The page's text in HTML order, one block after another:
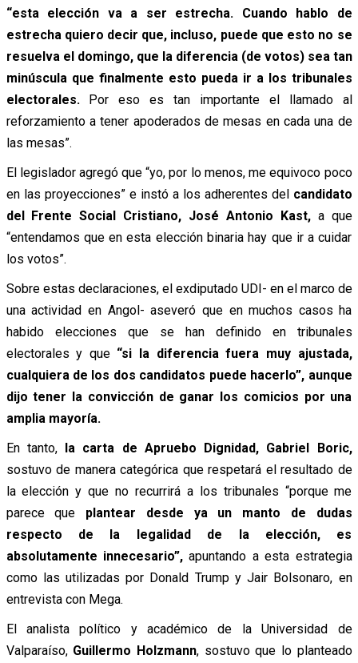
“esta elección va a ser estrecha. Cuando hablo de
estrecha quiero decir que, incluso, puede que esto no se
resuelva el domingo, que la diferencia (de votos) sea tan
minúscula que finalmente esto pueda ir a los tribunales
electorales. Por eso es tan importante el llamado al
reforzamiento a tener apoderados de mesas en cada una de
las mesas”.
El legislador agregó que “yo, por lo menos, me equivoco poco
en las proyecciones” e instó a los adherentes del candidato
del Frente Social Cristiano, José Antonio Kast,a que
“entendamos que en esta elección binaria hay que ir a cuidar
los votos”.
Sobre estas declaraciones, el exdiputado UDI- en el marco de
una actividad en Angol- aseveró que en muchos casos ha
habido elecciones que se han definido en tribunales
electorales y que “si la diferencia fuera muy ajustada,
cualquiera de los dos candidatos puede hacerlo”, aunque
dijo tener la convicción de ganar los comicios por una
amplia mayoría.
En tanto, la carta de Apruebo Dignidad, Gabriel Boric,
sostuvo de manera categórica que respetará el resultado de
la elección y que no recurrirá a los tribunales “porque me
parece que plantear desde ya un manto de dudas
respecto de la legalidad de la elección, es
absolutamente innecesario”,apuntando a esta estrategia
como las utilizadas por Donald Trump y Jair Bolsonaro, en
entrevista con Mega.
El analista político y académico de la Universidad de
Valparaíso,Guillermo Holzmann, sostuvo que lo planteado